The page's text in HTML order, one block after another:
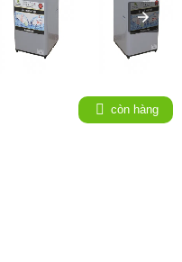
còn hàng